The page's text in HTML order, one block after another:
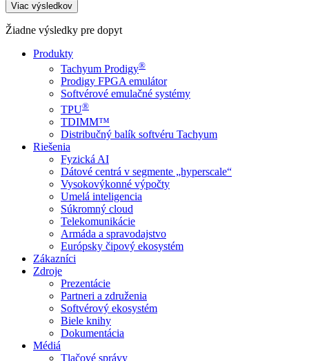
Viac výsledkov
Žiadne výsledky pre dopyt
Produkty
Tachyum Prodigy®
Prodigy FPGA emulátor
Softvérové emulačné systémy
TPU®
TDIMM™
Distribučný balík softvéru Tachyum
Riešenia
Fyzická AI
Dátové centrá v segmente „hyperscale“
Vysokovýkonné výpočty
Umelá inteligencia
Súkromný cloud
Telekomunikácie
Armáda a spravodajstvo
Európsky čipový ekosystém
Zákazníci
Zdroje
Prezentácie
Partneri a združenia
Softvérový ekosystém
Biele knihy
Dokumentácia
Médiá
Tlačové správy